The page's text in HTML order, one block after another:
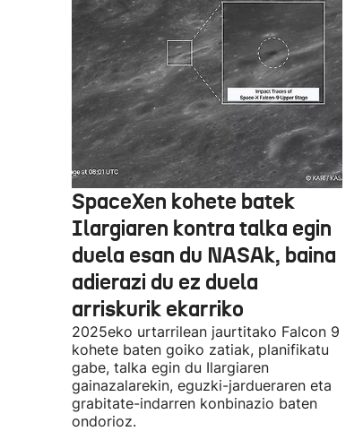
SpaceXen kohete batek
Ilargiaren kontra talka egin
duela esan du NASAk, baina
adierazi du ez duela
arriskurik ekarriko
2025eko urtarrilean jaurtitako Falcon 9
kohete baten goiko zatiak, planifikatu
gabe, talka egin du Ilargiaren
gainazalarekin, eguzki-jardueraren eta
grabitate-indarren konbinazio baten
ondorioz.